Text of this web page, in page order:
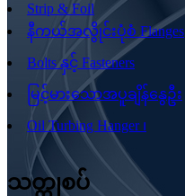
Strip & Foil
နီကယ်အလွိုင်းပုံစံ Flanges
Bolts နှင့် Fasteners
မြင့်မားသောအပူချိန်နွေဦး
Oil Turbing Hanger ၊
သတ္တုစပ်